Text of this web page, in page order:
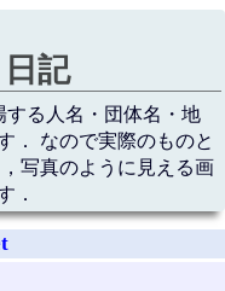
記
する人名・団体名・地
． なので実際のものと
写真のように見える画
．